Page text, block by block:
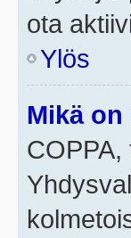
ota
Ylös
Mikä on